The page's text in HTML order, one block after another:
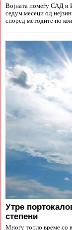
Војната помеѓу САД и
седум месеци од
според методите по
Утре
степени
Многу топло време со